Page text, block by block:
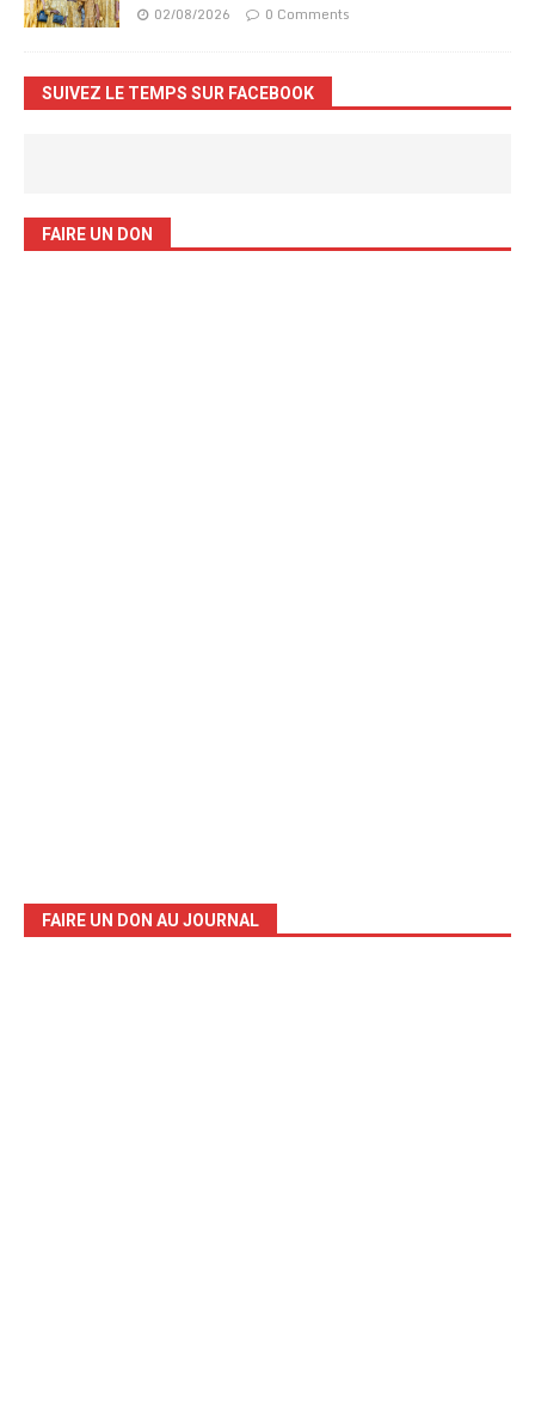
02/08/2026 0 Comments
SUIVEZ LE TEMPS SUR FACEBOOK
FAIRE UN DON
FAIRE UN DON AU JOURNAL